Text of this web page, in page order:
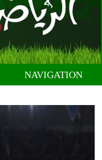
NAVIGATION